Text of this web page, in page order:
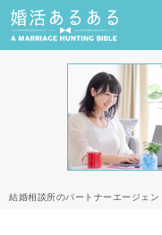
婚活と結婚
恋愛の悩み
結婚相談所のパートナーエージェン